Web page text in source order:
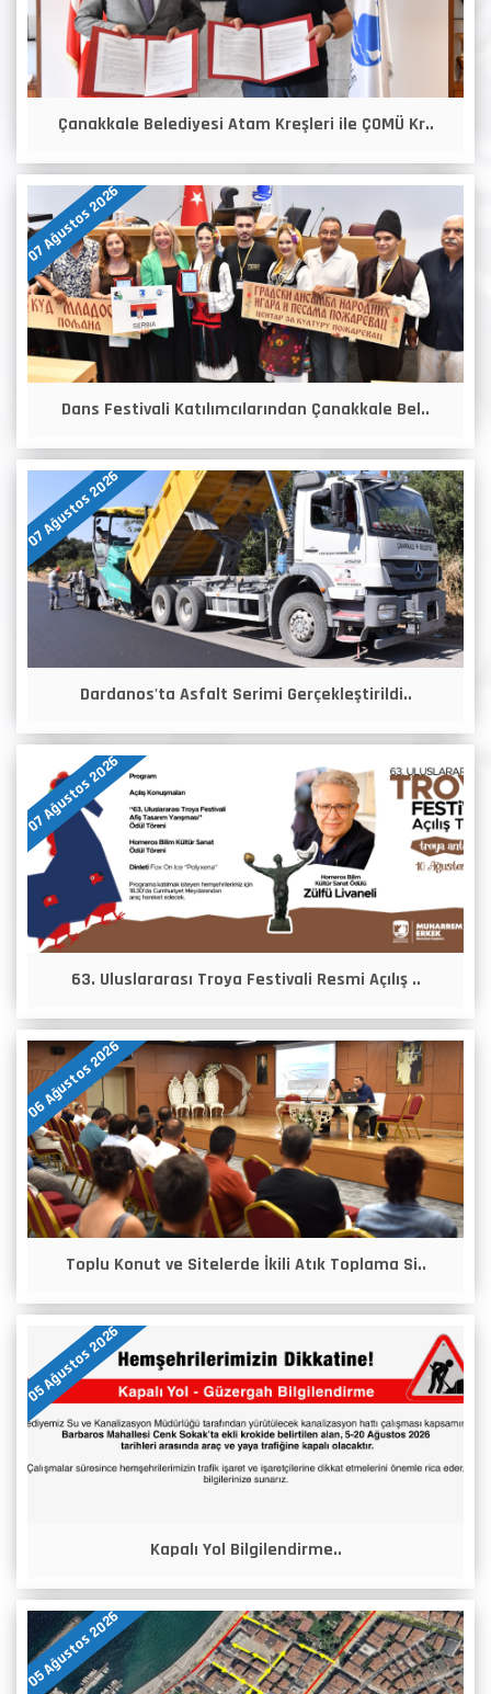
Çanakkale Belediyesi Atam Kreşleri ile ÇOMÜ Kr..
07 Ağustos 2026
Dans Festivali Katılımcılarından Çanakkale Bel..
07 Ağustos 2026
Dardanos'ta Asfalt Serimi Gerçekleştirildi..
07 Ağustos 2026
63. Uluslararası Troya Festivali Resmi Açılış ..
06 Ağustos 2026
Toplu Konut ve Sitelerde İkili Atık Toplama Si..
05 Ağustos 2026
Kapalı Yol Bilgilendirme..
05 Ağustos 2026